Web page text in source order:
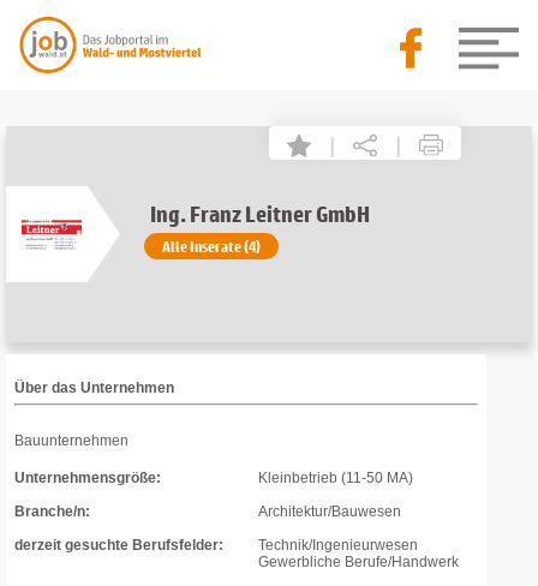
| |
Ing. Franz Leitner GmbH
Alle Inserate (4)
Über das Unternehmen
Bauunternehmen
Unternehmensgröße:
Kleinbetrieb (11-50 MA)
Branche/n:
Architektur/Bauwesen
derzeit gesuchte Berufsfelder:
Technik/Ingenieurwesen
Gewerbliche Berufe/Handwerk